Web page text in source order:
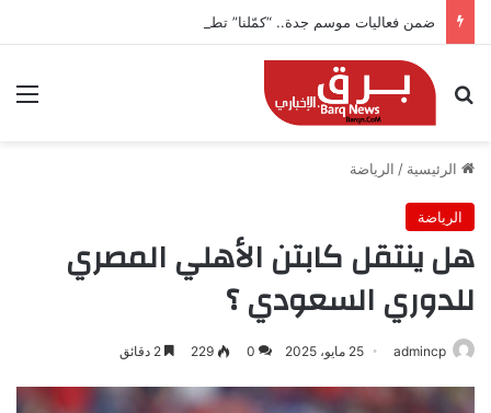
بحث عن
الرئيسية / الرياضة
الرياضة
هل ينتقل كابتن الأهلي المصري
للدوري السعودي ؟
admincp 25 مايو، 2025 0
229